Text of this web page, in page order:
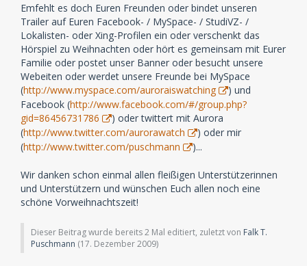
Emfehlt es doch Euren Freunden oder bindet unseren
Trailer auf Euren Facebook- / MySpace- / StudiVZ- /
Lokalisten- oder Xing-Profilen ein oder verschenkt das
Hörspiel zu Weihnachten oder hört es gemeinsam mit Eurer
Familie oder postet unser Banner oder besucht unsere
Webeiten oder werdet unsere Freunde bei MySpace
(http://www.myspace.com/auroraiswatching
) und
Facebook (http://www.facebook.com/#/group.php?
gid=86456731786
) oder twittert mit Aurora
(http://www.twitter.com/aurorawatch
) oder mir
(http://www.twitter.com/puschmann )...
Wir danken schon einmal allen fleißigen Unterstützerinnen
und Unterstützern und wünschen Euch allen noch eine
schöne Vorweihnachtszeit!
Dieser Beitrag wurde bereits 2 Mal editiert, zuletzt von Falk T.
Puschmann (17. Dezember 2009)